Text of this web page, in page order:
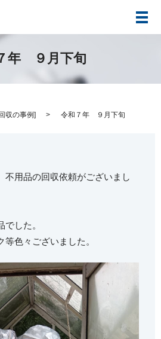
メ
年 ９月下旬
収の事例] 令和７年 ９月下旬
不用品の回収依頼がございまし
した。
色々ございました。